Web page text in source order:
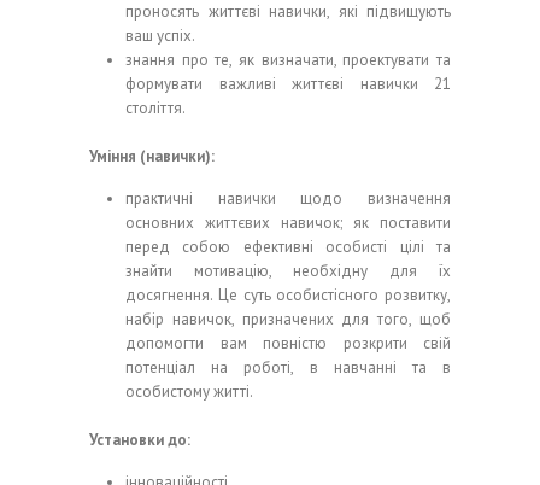
проносять життєві навички, які підвищують
ваш успіх.
знання про те, як визначати, проектувати та
формувати важливі життєві навички 21
століття.
Уміння (навички):
практичні навички щодо визначення
основних життєвих навичок; як поставити
перед собою ефективні особисті цілі та
знайти мотивацію, необхідну для їх
досягнення. Це суть особистісного розвитку,
набір навичок, призначених для того, щоб
допомогти вам повністю розкрити свій
потенціал на роботі, в навчанні та в
особистому житті.
Установки до: